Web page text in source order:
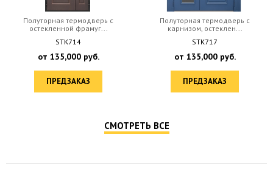
Полуторная термодверь с
остекленной фрамуг...
STK714
от 135,000руб.
ПРЕДЗАКАЗ
Полуторная термодверь с
карнизом, остеклен...
STK717
от 135,000руб.
ПРЕДЗАКАЗ
СМОТРЕТЬ ВСЕ